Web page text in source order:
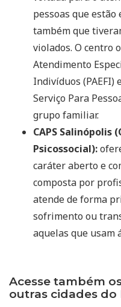
pessoas que estão
também que
violados. O centro
Atendimento
Indivíduos (PAEFI)
Serviço Para
grupo familiar.
CAPS Salinópolis
Psicossocial):
caráter aberto e
composta por
atende de forma
sofrimento ou
aquelas que usam
Acesse também
outras cidades do